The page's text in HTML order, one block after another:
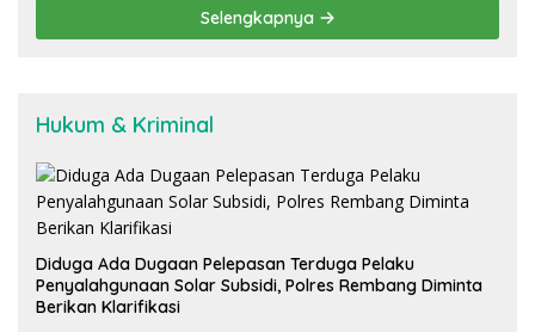
Selengkapnya
Hukum & Kriminal
Diduga Ada Dugaan Pelepasan Terduga Pelaku
Penyalahgunaan Solar Subsidi, Polres Rembang Diminta
Berikan Klarifikasi